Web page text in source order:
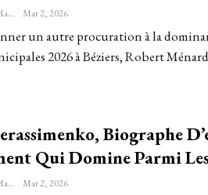
Sébastien-Étienne Marechal Mar 2, 2026
un autre procuration à la
2026 à Béziers, Robert
Biographe
Qui Domine Parmi
Sébastien-Étienne Marechal Mar 2, 2026